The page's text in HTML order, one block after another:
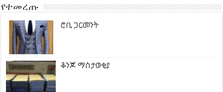
የተመረጡ
ሮቢ ጋርመንት
ቆንጆ ማስታወቂያ